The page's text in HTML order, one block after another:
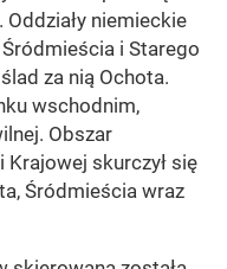
niemieckie
i Starego
za nią Ochota.
wschodnim,
Obszar
skurczył się
Śródmieścia wraz